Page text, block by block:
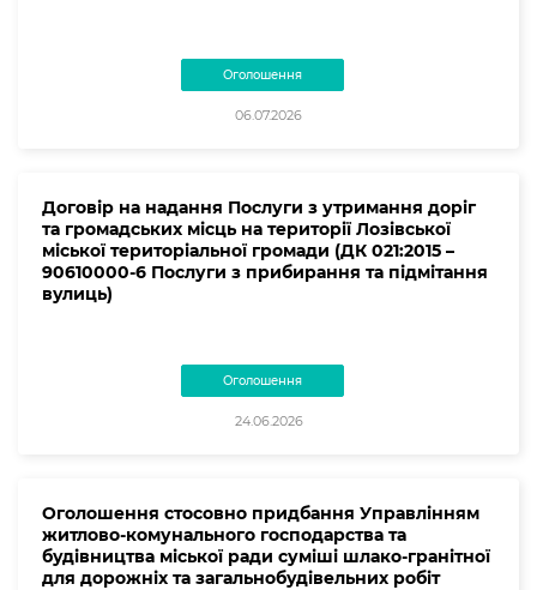
Оголошення
06.07.2026
Договір на надання Послуги з утримання доріг
та громадських місць на території Лозівської
міської територіальної громади (ДК 021:2015 –
90610000-6 Послуги з прибирання та підмітання
вулиць)
Оголошення
24.06.2026
Оголошення стосовно придбання Управлінням
житлово-комунального господарства та
будівництва міської ради суміші шлако-гранітної
для дорожніх та загальнобудівельних робіт